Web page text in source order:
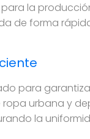
la
de forma
para
urbana y
la